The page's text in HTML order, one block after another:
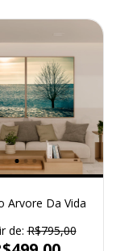
Arvore Da Vida
de:R$795,00